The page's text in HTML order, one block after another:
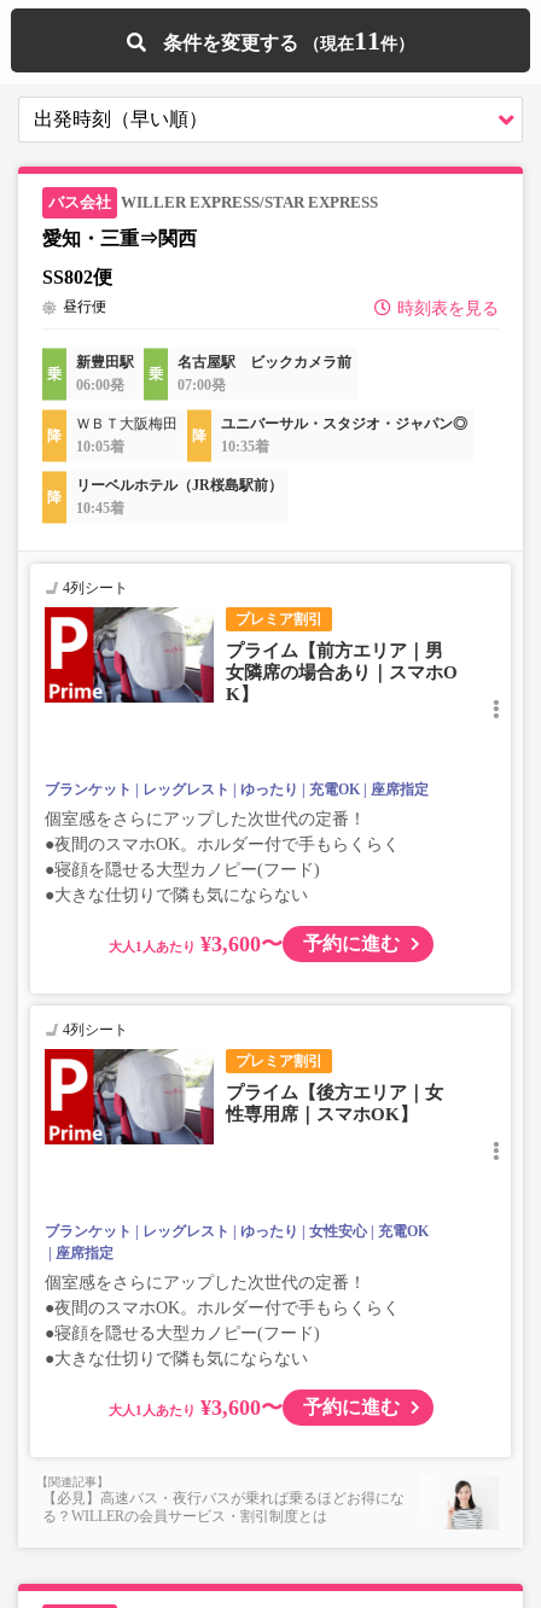
条件を変更する 11
WILLER EXPRESS/STAR EXPRESS
愛知・三重⇒関西
SS802便
時刻表を見る
昼行便
新豊田駅
06:00発
名古屋駅 ビックカメラ前
07:00発
ＷＢＴ大阪梅田
10:05着
ユニバーサル・スタジオ・ジャパン◎
10:35着
リーベルホテル（JR桜島駅前）
10:45着
プレミア割引
4列シート
プライム【前方エリア｜男
女隣席の場合あり｜スマホO
K】
ブランケット レッグレスト ゆったり 充電OK 座席指定
個室感をさらにアップした次世代の定番！
●夜間のスマホOK。ホルダー付で手もらくらく
●寝顔を隠せる大型カノピー(フード)
●大きな仕切りで隣も気にならない
大人 ¥3,600〜 予約に進む
プレミア割引
4列シート
プライム【後方エリア｜女
性専用席｜スマホOK】
ブランケット レッグレスト ゆったり 女性安心
充電OK
座席指定
個室感をさらにアップした次世代の定番！
●夜間のスマホOK。ホルダー付で手もらくらく
●寝顔を隠せる大型カノピー(フード)
●大きな仕切りで隣も気にならない
大人 ¥3,600〜 予約に進む
【必見】高速バス・夜行バスが乗れば乗るほどお得にな
る？WILLERの会員サービス・割引制度とは